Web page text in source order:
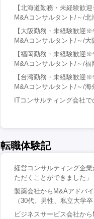
【北海道勤務・未経験歓
M&Aコンサルタント/～/北
【大阪勤務・未経験歓迎
M&Aコンサルタント/～/大
【福岡勤務・未経験歓迎
M&Aコンサルタント/～/福
【台湾勤務・未経験歓迎
M&Aコンサルタント/～/海
ITコンサルティング会社
転職体験記
経営コンサルティング企
ただくことができました」
製薬会社からM&Aアドバ
（30代、男性、私立大学卒
ビジネスサービス会社か